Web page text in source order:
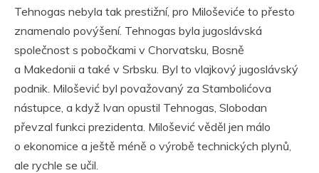
Tehnogas nebyla tak prestižní, pro Miloševiće to přesto
znamenalo povýšení. Tehnogas byla jugoslávská
společnost s pobočkami v Chorvatsku, Bosně
a Makedonii a také v Srbsku. Byl to vlajkový jugoslávský
podnik. Milošević byl považovaný za Stambolićova
nástupce, a když Ivan opustil Tehnogas, Slobodan
převzal funkci prezidenta. Milošević věděl jen málo
o ekonomice a ještě méně o výrobě technických plynů,
ale rychle se učil.